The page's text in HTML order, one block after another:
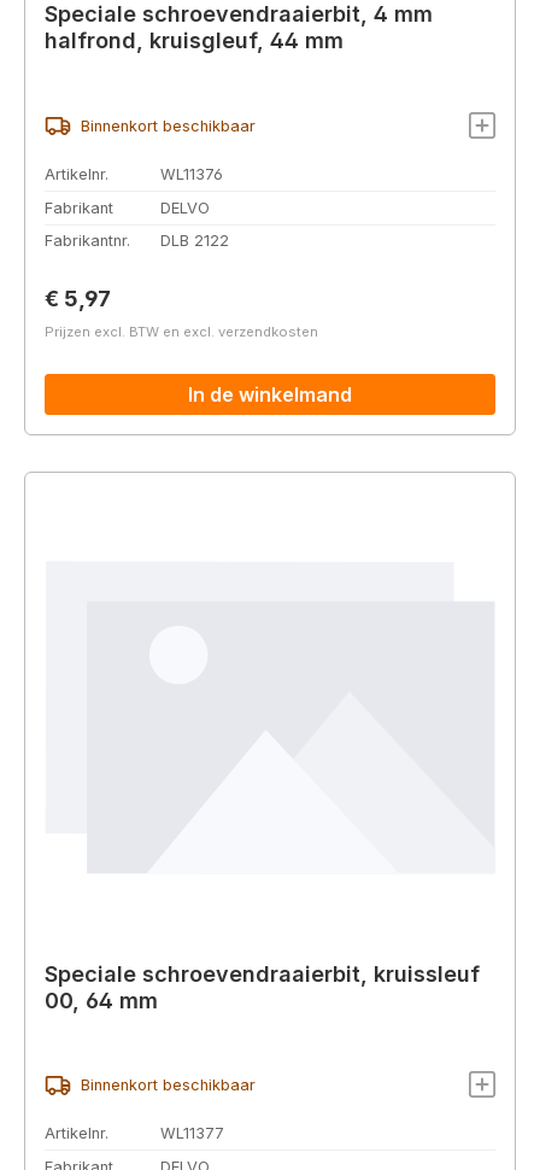
Speciale schroevendraaierbit, 4 mm
halfrond, kruisgleuf, 44 mm
Binnenkort beschikbaar
Artikelnr.
WL11376
Fabrikant
DELVO
Fabrikantnr.
DLB 2122
Normale prijs:
€ 5,97
Prijzen excl. BTW en excl. verzendkosten
In de winkelmand
Speciale schroevendraaierbit, kruissleuf
00, 64 mm
Binnenkort beschikbaar
Artikelnr.
WL11377